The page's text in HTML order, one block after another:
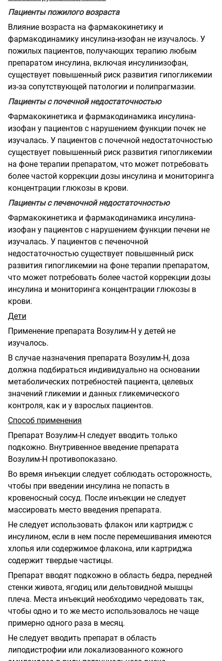
Пациенты пожилого возраста
Влияние возраста на фармакокинетику и
фармакодинамику инсулина-изофан не изучалось. У
пожилых пациентов, получающих терапию любым
препаратом инсулина, включая инсулинизофан,
существует повышенный риск развития гипогликемии
из-за сопутствующей патологии и полипрагмазии.
Пациенты с почечной недостаточностью
Фармакокинетика и фармакодинамика инсулина-
изофан у пациентов с нарушением функции почек не
изучалась. У пациентов с почечной недостаточностью
существует повышенный риск развития гипогликемии
на фоне терапии препаратом, что может потребовать
более частой коррекции дозы инсулина и мониторинга
концентрации глюкозы в крови.
Пациенты с печеночной недостаточностью
Фармакокинетика и фармакодинамика инсулина-
изофан у пациентов с нарушением функции печени не
изучалась. У пациентов с печеночной
недостаточностью существует повышенный риск
развития гипогликемии на фоне терапии препаратом,
что может потребовать более частой коррекции дозы
инсулина и мониторинга концентрации глюкозы в
крови.
Дети
Применение препарата Возулим-Н у детей не
изучалось.
В случае назначения препарата Возулим-Н, доза
должна подбираться индивидуально на основании
метаболических потребностей пациента, целевых
значений гликемии и данных гликемического
контроля, как и у взрослых пациентов.
Способ применения
Препарат Возулим-Н следует вводить только
подкожно. Внутривенное введение препарата
Возулим-Н противопоказано.
Во время инъекции следует соблюдать осторожность,
чтобы при введении инсулина не попасть в
кровеносный сосуд. После инъекции не следует
массировать место введения препарата.
Не следует использовать флакон или картридж с
инсулином, если в нем после перемешивания имеются
хлопья или содержимое флакона, или картриджа
содержит твердые частицы.
Препарат вводят подкожно в область бедра, передней
стенки живота, ягодиц или дельтовидной мышцы
плеча. Места инъекций необходимо чередовать так,
чтобы одно и то же место использовалось не чаще
примерно одного раза в месяц.
Не следует вводить препарат в область
липодистрофии или локализованного кожного